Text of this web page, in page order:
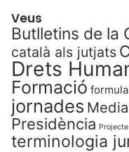
Veus
Butlletins de la
català als jutjats
Drets
Formació
jornades
Presidència
terminologia